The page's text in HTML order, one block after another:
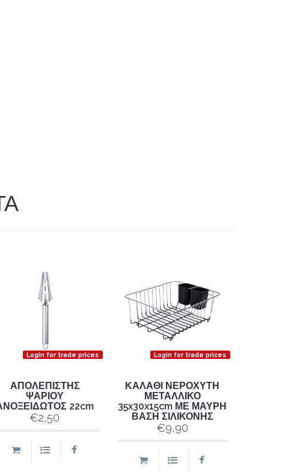
Login for trade prices
ΑΠΟΛΕΠΙΣΤΗΣ
ΨΑΡΙΟΥ
22cm
€2,50
Login for trade prices
ΚΑΛΑΘΙ ΝΕΡΟΧΥΤΗ
ΜΕΤΑΛΛΙΚΟ
35x30x15cm ΜΕ ΜΑΥΡΗ
ΒΑΣΗ ΣΙΛΙΚΟΝΗΣ
€9,90